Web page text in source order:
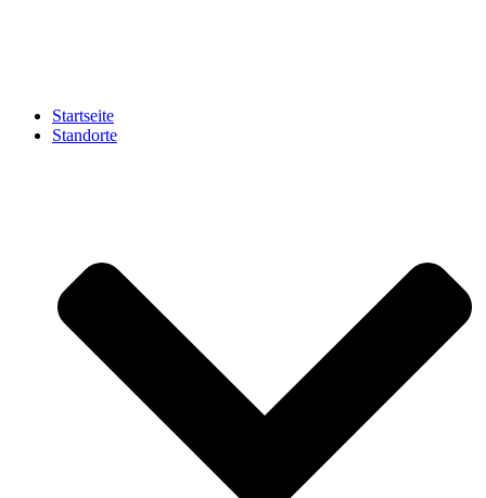
Startseite
Standorte